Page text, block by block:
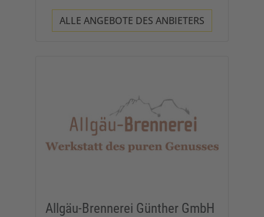
ALLE ANGEBOTE DES ANBIETERS
Allgäu-Brennerei Günther GmbH